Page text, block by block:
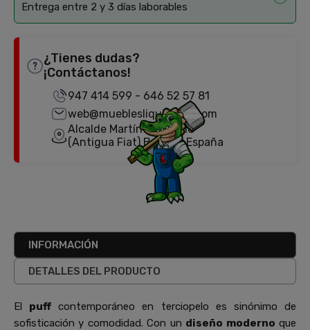
Entrega entre 2 y 3 días laborables
¿Tienes dudas?
¡Contáctanos!
947 414 599 - 646 52 57 81
web@mueblesliquidator.com
Alcalde Martín Cobos, 18
(Antigua Fiat) Burgos, España
INFORMACIÓN
DETALLES DEL PRODUCTO
El puff contemporáneo en terciopelo es sinónimo de
sofisticación y comodidad. Con un diseño moderno que